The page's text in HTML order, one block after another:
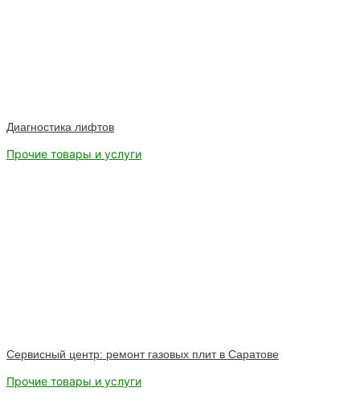
Диагностика лифтов
Прочие товары и услуги
Cервисный центр: ремонт газовых плит в Саратове
Прочие товары и услуги